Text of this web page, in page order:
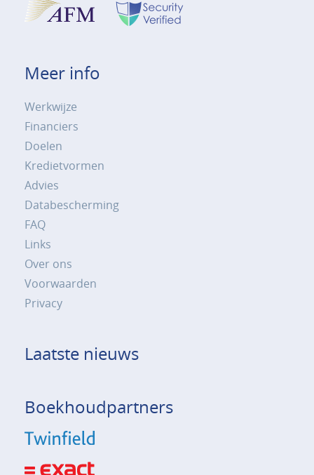
Meer info
Werkwijze
Financiers
Doelen
Kredietvormen
Advies
Databescherming
FAQ
Links
Over ons
Voorwaarden
Privacy
Laatste nieuws
Boekhoudpartners